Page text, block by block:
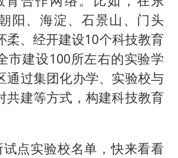
阳、海淀、石景山、门头
柔、经开建设10个科技教育
市建设100所左右的实验学
通过集团化办学、实验校与
共建等方式，构建科技教育
试点实验校名单，快来看看